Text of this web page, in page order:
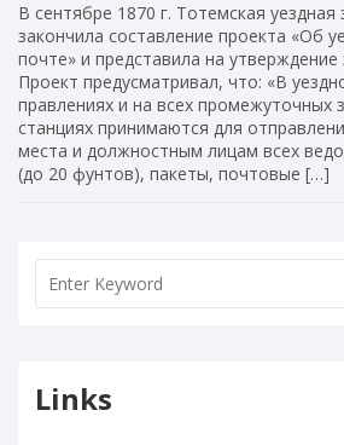
В сентябре 1870 г. Тотемская уездная
закончила составление проекта «Об
почте» и представила на утверждение
Проект предусматривал, что: «В
правлениях и на всех промежуточных
станциях принимаются для
места и должностным лицам всех
(до 20 фунтов), пакеты, почтовые […]
Links